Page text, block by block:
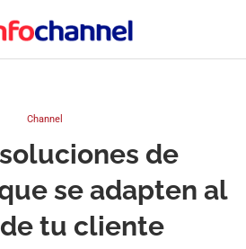
Channel
de
se adapten al
tu cliente